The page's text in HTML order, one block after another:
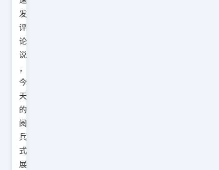
发
评
论
说
，
今
天
的
阅
兵
式
展